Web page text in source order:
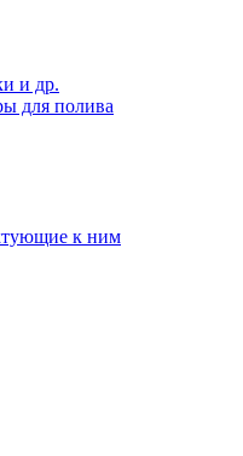
и др.
для полива
к ним